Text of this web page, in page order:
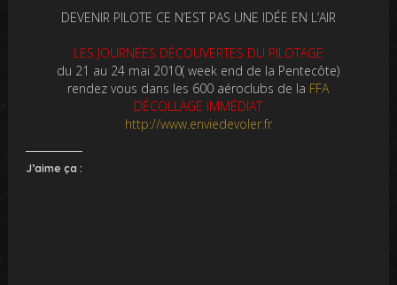
DEVENIR PILOTE CE N’EST PAS UNE IDÉE EN L’AIR
LES JOURNÉES DÉCOUVERTES DU PILOTAGE
du 21 au 24 mai 2010( week end de la Pentecôte)
rendez vous dans les 600 aéroclubs de la FFA
DÉCOLLAGE IMMÉDIAT
http://www.enviedevoler.fr
J’aime ça :